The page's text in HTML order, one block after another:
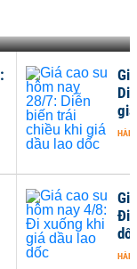
Đi
dốc